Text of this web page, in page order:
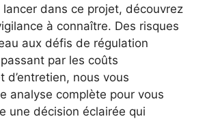
dans ce projet, découvrez
à connaître. Des risques
aux défis de régulation
par les coûts
d’entretien, nous vous
analyse complète pour vous
une décision éclairée qui